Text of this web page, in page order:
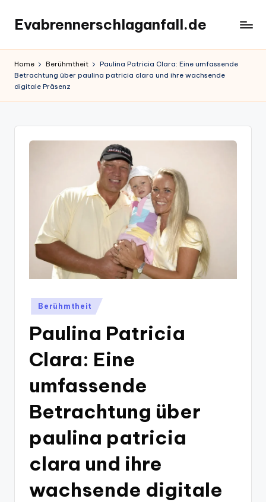
content
Evabrennerschlaganfall.de
Home Berühmtheit
Paulina Patricia Clara: Eine umfassende
Betrachtung über paulina patricia clara und ihre wachsende
digitale Präsenz
Posted
in
Berühmtheit
Paulina Patricia
Clara: Eine
umfassende
Betrachtung über
paulina patricia
clara und ihre
wachsende digitale